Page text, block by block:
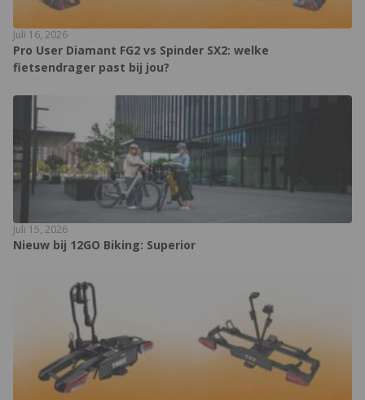
Juli 16, 2026
Pro User Diamant FG2 vs Spinder SX2: welke
fietsendrager past bij jou?
Juli 15, 2026
Nieuw bij 12GO Biking: Superior